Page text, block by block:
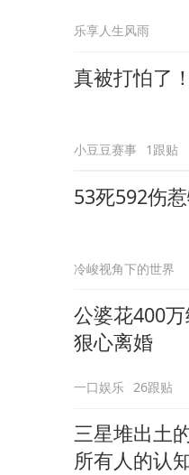
乐享人生风雨
真被打怕了
小豆豆赛事 1跟贴
53死592伤
冷峻视角下的世界
公婆花400
狠心离婚
一口娱乐 26跟贴
三星堆出土
所有人的认